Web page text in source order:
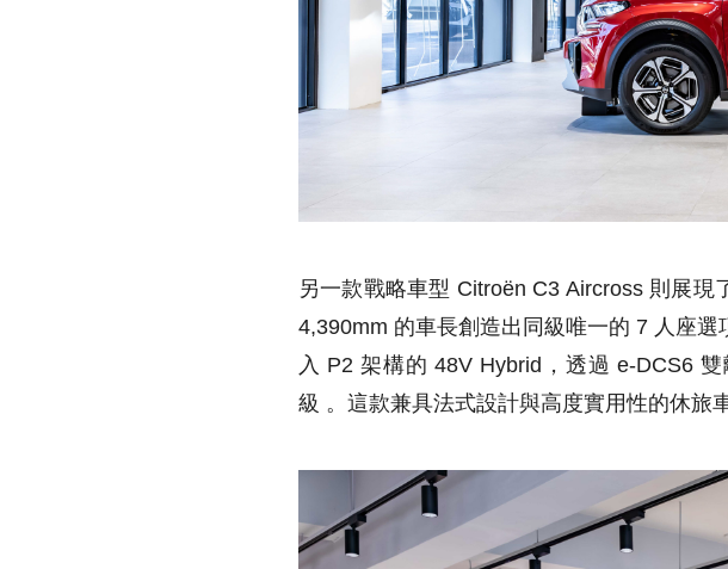
另一款戰略車型 Citroën C3 Aircross 則展
4,390mm 的車長創造出同級唯一的 7 人座
入 P2 架構的 48V Hybrid，透過 e-DCS6
級 。這款兼具法式設計與高度實用性的休旅